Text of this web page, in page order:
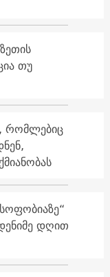
თუ
რომლებიც
დღით